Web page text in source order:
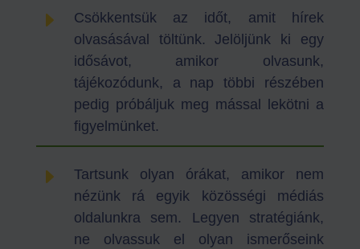
E
Csökkentsük az időt, amit hírek
olvasásával töltünk. Jelöljünk ki egy
idősávot, amikor olvasunk,
tájékozódunk, a nap többi részében
pedig próbáljuk meg mással lekötni a
figyelmünket.
E
Tartsunk olyan órákat, amikor nem
nézünk rá egyik közösségi médiás
oldalunkra sem. Legyen stratégiánk,
ne olvassuk el olyan ismerőseink